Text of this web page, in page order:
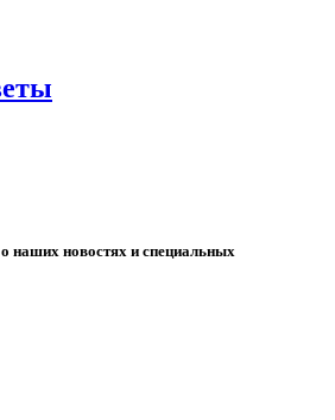
наших новостях и специальных